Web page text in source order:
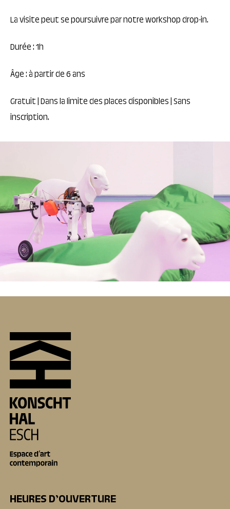
La visite peut se poursuivre par notre workshop drop-in.
Durée : 1h
Âge : à partir de 6 ans
Gratuit | Dans la limite des places disponibles | Sans
inscription.
HEURES D’OUVERTURE